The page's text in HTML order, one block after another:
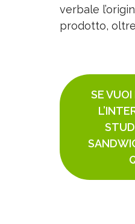
verbale
prodotto, oltre
SE